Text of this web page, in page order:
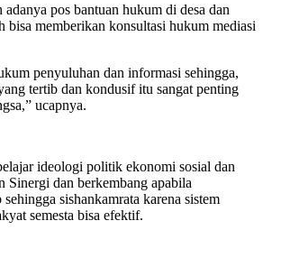
pos bantuan hukum di desa dan
bisa memberikan konsultasi hukum mediasi
penyuluhan dan informasi sehingga,
tertib dan kondusif itu sangat penting
ucapnya.
ideologi politik ekonomi sosial dan
Sinergi dan berkembang apabila
sishankamrata karena sistem
semesta bisa efektif.